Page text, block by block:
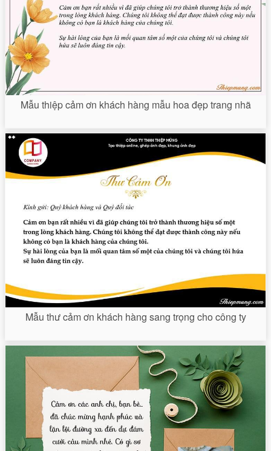
Mẫu thiệp cảm ơn khách hàng mẫu hoa đẹp trang nhã
Mẫu thư cảm ơn khách hàng sang trọng cho công ty